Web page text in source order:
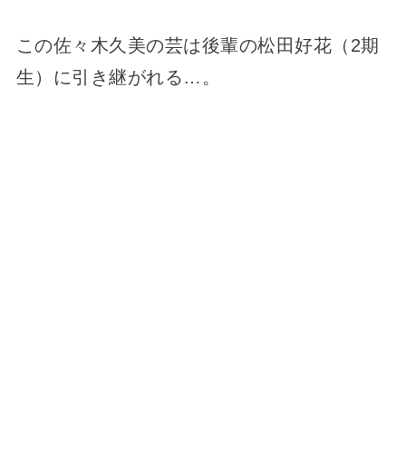
この佐々木久美の芸は後輩の松田好花（2期
生）に引き継がれる…。